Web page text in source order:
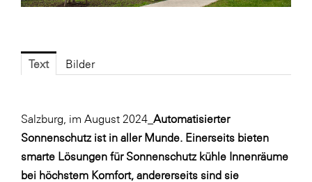
Fressnapf
FV Energierohstoff & Kraftstoff
GBV - Verband gemeinnütziger
Bauvereinigungen
Getzner Werkstoffe
Text Bilder
Salzburg, im August 2024_ Automatisierter
Sonnenschutz ist in aller Munde. Einerseits bieten
smarte Lösungen für Sonnenschutz kühle Innenräume
bei höchstem Komfort, andererseits sind sie